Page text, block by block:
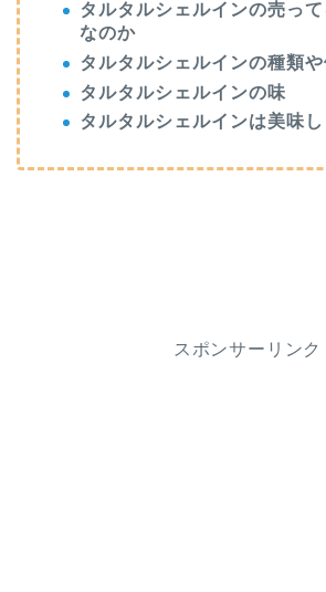
タルタルシェルインの売っ
なのか
タルタルシェルインの種類
タルタルシェルインの味
タルタルシェルインは美味
スポンサーリンク